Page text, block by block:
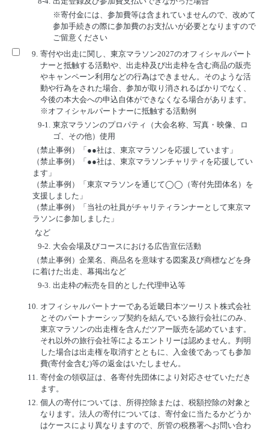
※寄付金には、参加費等は含まれていませんので、改めて
参加手続きの際に参加費のお支払いが必要となりますので
ご留意ください
9. 寄付や出走に関し、東京マラソン2027のオフィシャルパート
ナーと抵触する活動や、出走枠及び出走枠を含む商品の販売
やキャンペーン利用などの行為はできません。そのような活
動や行為をされた場合、参加が取り消されるばかりでなく、
今後の本大会への申込自体ができなくなる場合があります。
※オフィシャルパートナーに抵触する活動例
9-1. 東京マラソンのプロパティ（大会名称、写真・映像、ロ
ゴ、その他）使用
（禁止事例）「●●社は、東京マラソンを応援しています」
（禁止事例）「●●社は、東京マラソンチャリティを応援してい
ます」
（禁止事例）「東京マラソンを通じて◯◯（寄付先団体名）を
支援しました」
（禁止事例）「当社の社員がチャリティランナーとして東京マ
ラソンに参加しました」
など
9-2. 大会会場及びコースにおける広告宣伝活動
（禁止事例）企業名、商品名を意味する図案及び商標などを身
に着けた出走、幕掲出など
9-3. 出走枠の転売を目的とした代理申込等
10. オフィシャルパートナーである近畿日本ツーリスト株式会社
とそのパートナーシップ契約を結んでいる旅行会社にのみ、
東京マラソンの出走権を含んだツアー販売を認めています。
それ以外の旅行会社等によるエントリーは認めません。判明
した場合は出走権を取消すとともに、入金後であっても参加
費(寄付金含む)等の返金はいたしません。
11. 寄付金の領収証は、各寄付先団体により対応させていただき
ます。
12. 個人の寄付については、所得控除または、税額控除の対象と
なります。法人の寄付については、寄付金に当たるかどうか
はケースにより異なりますので、所管の税務署へお問い合わ